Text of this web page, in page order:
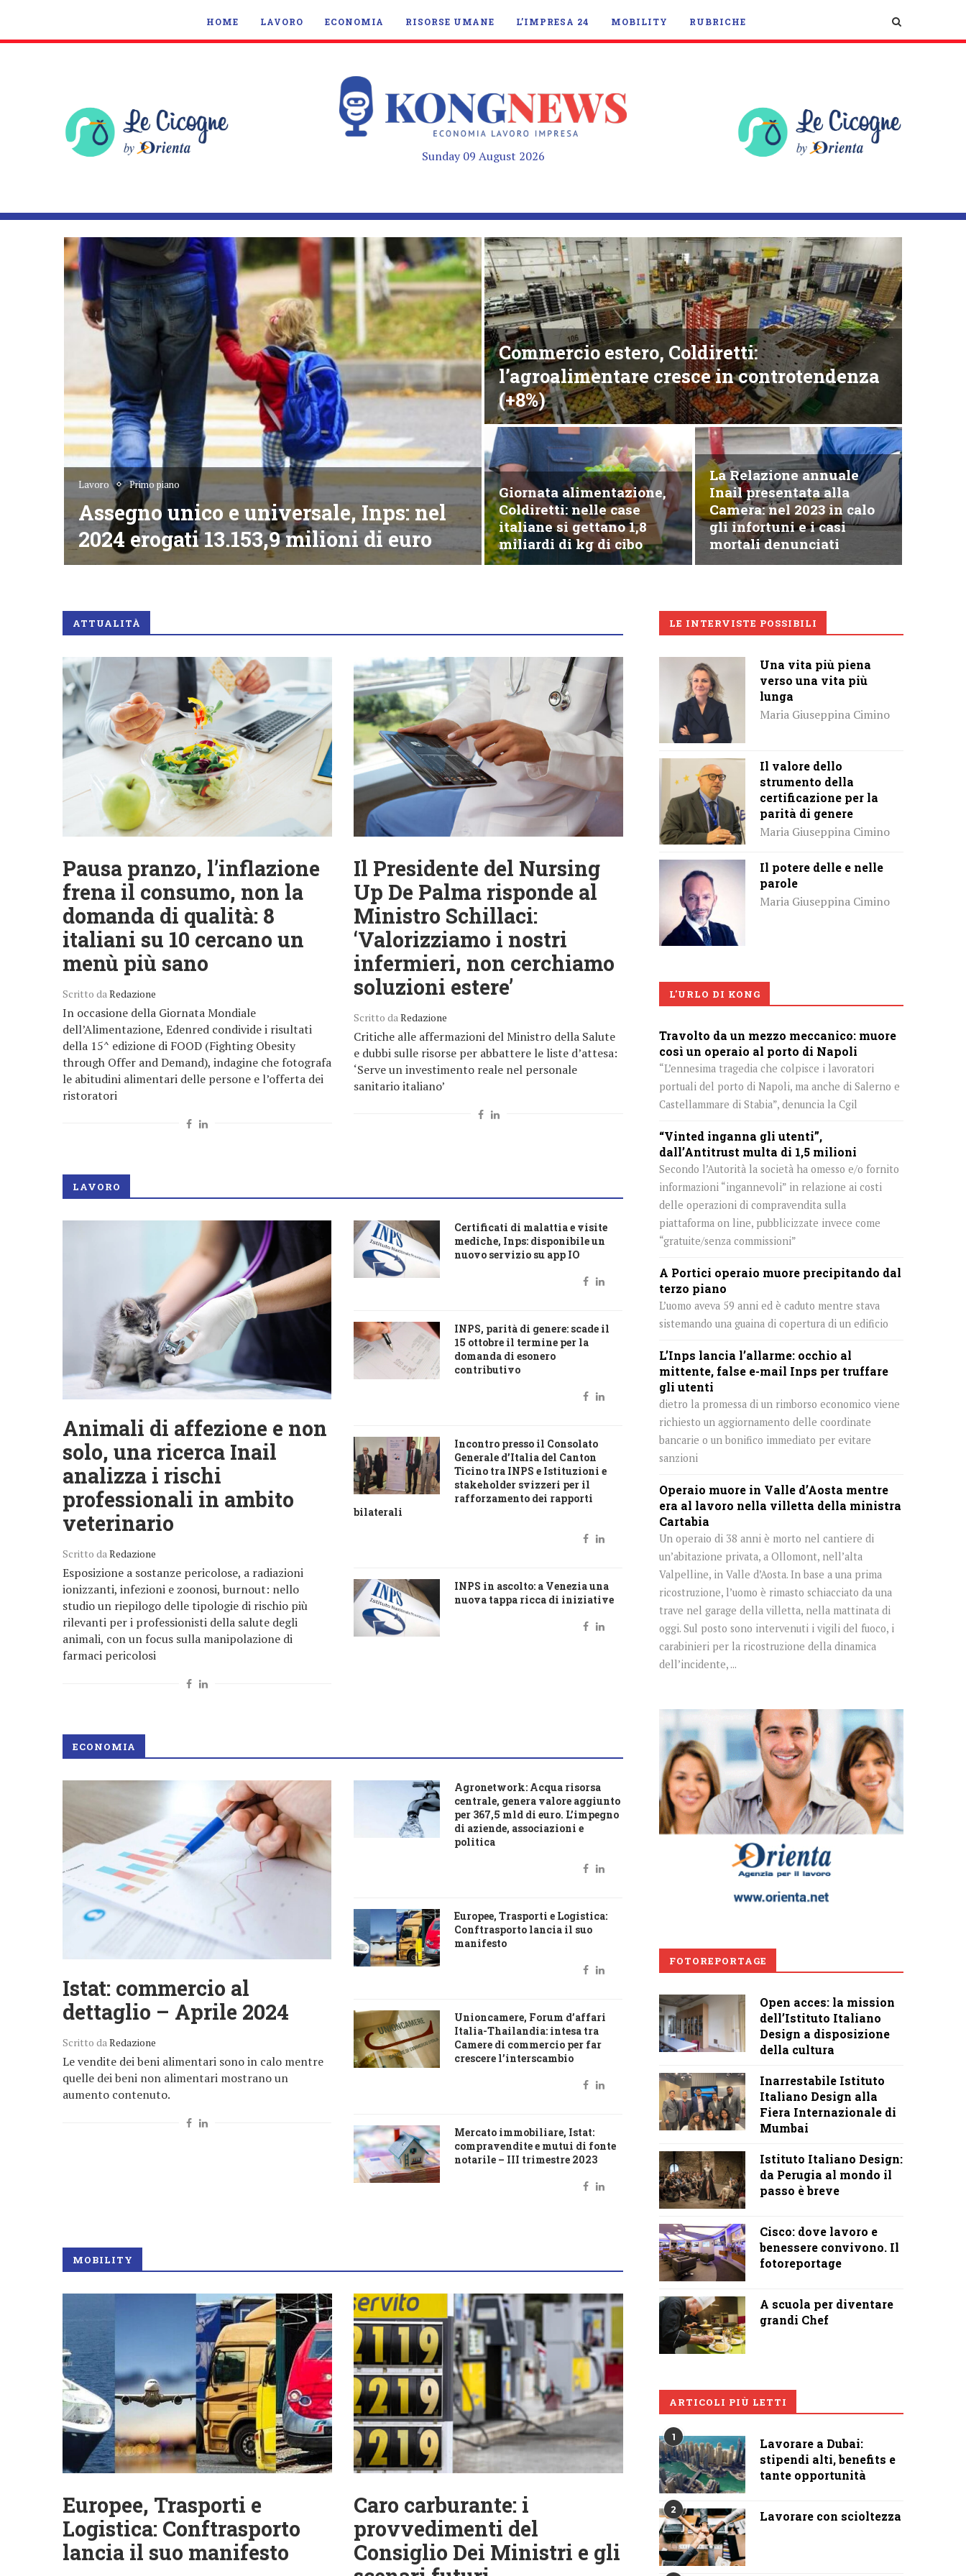
HOME LAVORO ECONOMIA RISORSE UMANE L’IMPRESA 24 MOBILITY RUBRICHE
Sunday 09 August 2026
Lavoro Primo piano
Assegno unico e universale, Inps: nel
2024 erogati 13.153,9 milioni di euro
Commercio estero, Coldiretti:
l’agroalimentare cresce in controtendenza
(+8%)
Giornata alimentazione,
Coldiretti: nelle case
italiane si gettano 1,8
miliardi di kg di cibo
La Relazione annuale
Inail presentata alla
Camera: nel 2023 in calo
gli infortuni e i casi
mortali denunciati
ATTUALITÀ
Pausa pranzo, l’inflazione
frena il consumo, non la
domanda di qualità: 8
italiani su 10 cercano un
menù più sano
Scritto da Redazione
In occasione della Giornata Mondiale
dell’Alimentazione, Edenred condivide i risultati
della 15^ edizione di FOOD (Fighting Obesity
through Offer and Demand), indagine che fotografa
le abitudini alimentari delle persone e l’offerta dei
ristoratori
Il Presidente del Nursing
Up De Palma risponde al
Ministro Schillaci:
‘Valorizziamo i nostri
infermieri, non cerchiamo
soluzioni estere’
Scritto daRedazione
Critiche alle affermazioni del Ministro della Salute
e dubbi sulle risorse per abbattere le liste d’attesa:
‘Serve un investimento reale nel personale
sanitario italiano’
LAVORO
Animali di affezione e non
solo, una ricerca Inail
analizza i rischi
professionali in ambito
veterinario
Scritto daRedazione
Esposizione a sostanze pericolose, a radiazioni
ionizzanti, infezioni e zoonosi, burnout: nello
studio un riepilogo delle tipologie di rischio più
rilevanti per i professionisti della salute degli
animali, con un focus sulla manipolazione di
farmaci pericolosi
Certificati di malattia e visite
mediche, Inps: disponibile un
nuovo servizio su app IO
INPS, parità di genere: scade il
15 ottobre il termine per la
domanda di esonero
contributivo
Incontro presso il Consolato
Generale d’Italia del Canton
Ticino tra INPS e Istituzioni e
stakeholder svizzeri per il
rafforzamento dei rapporti
bilaterali
INPS in ascolto: a Venezia una
nuova tappa ricca di iniziative
ECONOMIA
Istat: commercio al
dettaglio – Aprile 2024
Scritto daRedazione
Le vendite dei beni alimentari sono in calo mentre
quelle dei beni non alimentari mostrano un
aumento contenuto.
Agronetwork: Acqua risorsa
centrale, genera valore aggiunto
per 367,5 mld di euro. L’impegno
di aziende, associazioni e
politica
Europee, Trasporti e Logistica:
Conftrasporto lancia il suo
manifesto
Unioncamere, Forum d’affari
Italia-Thailandia: intesa tra
Camere di commercio per far
crescere l’interscambio
Mercato immobiliare, Istat:
compravendite e mutui di fonte
notarile – III trimestre 2023
MOBILITY
Europee, Trasporti e
Logistica: Conftrasporto
lancia il suo manifesto
Caro carburante: i
provvedimenti del
Consiglio Dei Ministri e gli
LE INTERVISTE POSSIBILI
Una vita più piena
verso una vita più
lunga
Maria Giuseppina Cimino
Il valore dello
strumento della
certificazione per la
parità di genere
Maria Giuseppina Cimino
Il potere delle e nelle
parole
Maria Giuseppina Cimino
L'URLO DI KONG
Travolto da un mezzo meccanico: muore
così un operaio al porto di Napoli
“L’ennesima tragedia che colpisce i lavoratori
portuali del porto di Napoli, ma anche di Salerno e
Castellammare di Stabia”, denuncia la Cgil
“Vinted inganna gli utenti”,
dall’Antitrust multa di 1,5 milioni
Secondo l’Autorità la società ha omesso e/o fornito
informazioni “ingannevoli” in relazione ai costi
delle operazioni di compravendita sulla
piattaforma on line, pubblicizzate invece come
“gratuite/senza commissioni”
A Portici operaio muore precipitando dal
terzo piano
L’uomo aveva 59 anni ed è caduto mentre stava
sistemando una guaina di copertura di un edificio
L’Inps lancia l’allarme: occhio al
mittente, false e-mail Inps per truffare
gli utenti
dietro la promessa di un rimborso economico viene
richiesto un aggiornamento delle coordinate
bancarie o un bonifico immediato per evitare
sanzioni
Operaio muore in Valle d’Aosta mentre
era al lavoro nella villetta della ministra
Cartabia
Un operaio di 38 anni è morto nel cantiere di
un’abitazione privata, a Ollomont, nell’alta
Valpelline, in Valle d’Aosta. In base a una prima
ricostruzione, l’uomo è rimasto schiacciato da una
trave nel garage della villetta, nella mattinata di
oggi. Sul posto sono intervenuti i vigili del fuoco, i
carabinieri per la ricostruzione della dinamica
dell’incidente, ...
FOTOREPORTAGE
Open acces: la mission
dell’Istituto Italiano
Design a disposizione
della cultura
Inarrestabile Istituto
Italiano Design alla
Fiera Internazionale di
Mumbai
Istituto Italiano Design:
da Perugia al mondo il
passo è breve
Cisco: dove lavoro e
benessere convivono. Il
fotoreportage
A scuola per diventare
grandi Chef
ARTICOLI PIÙ LETTI
1
Lavorare a Dubai:
stipendi alti, benefits e
tante opportunità
2 Lavorare con scioltezza